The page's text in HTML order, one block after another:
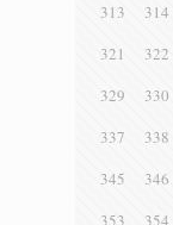
313
314
321
322
329
330
337
338
345
346